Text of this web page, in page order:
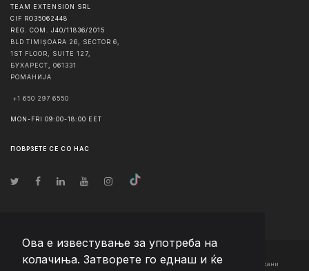
Ова е известување за употреба на
колачиња. Затворете го еднаш и ќе
TEAM EXTENSION SRL
CIF RO35062448
REG. COM. J40/11836/2015
BLD TIMIȘOARA 26, SECTOR 6,
1ST FLOOR, SUITE 127,
БУХАРЕСТ
061331
РОМАНИЈА
+1 650 297 6550
MON-FRI 09:00-18:00 EET
ПОВРЗЕТЕ СЕ СО НАС
© Авторско право2026 Team Extension Macedonia - Сите права задржани